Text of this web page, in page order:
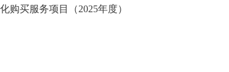
购买服务项目（2025年度）